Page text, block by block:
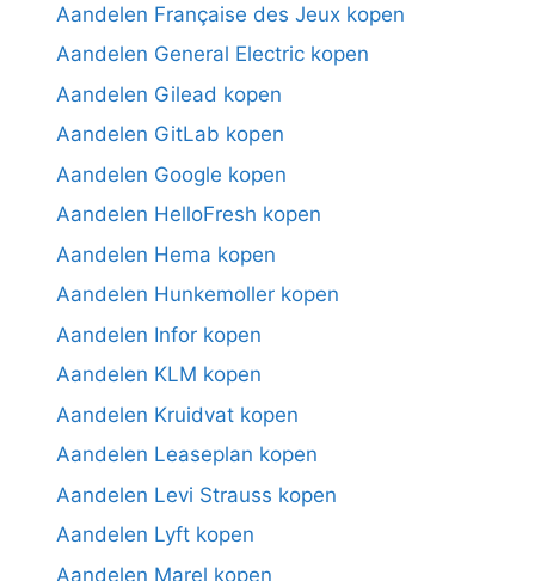
Aandelen Française des Jeux kopen
Aandelen General Electric kopen
Aandelen Gilead kopen
Aandelen GitLab kopen
Aandelen Google kopen
Aandelen HelloFresh kopen
Aandelen Hema kopen
Aandelen Hunkemoller kopen
Aandelen Infor kopen
Aandelen KLM kopen
Aandelen Kruidvat kopen
Aandelen Leaseplan kopen
Aandelen Levi Strauss kopen
Aandelen Lyft kopen
Aandelen Marel kopen